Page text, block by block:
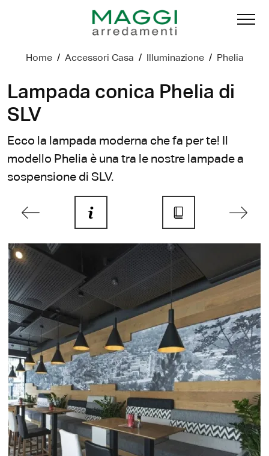
Home / Accessori Casa / Illuminazione / Phelia
Lampada conica Phelia di
SLV
Ecco la lampada moderna che fa per te! Il
modello Phelia è una tra le nostre lampade a
sospensione di SLV.